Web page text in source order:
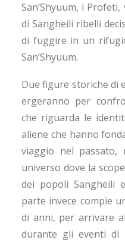
San’Shyuum, i
di Sangheili ribelli
di fuggire in un
San’Shyuum.
Due figure storiche di
ergeranno per
che riguarda le
aliene che hanno
viaggio nel
universo dove la
dei popoli Sangheili e
parte invece compie
di anni, per arrivare al
durante gli eventi di